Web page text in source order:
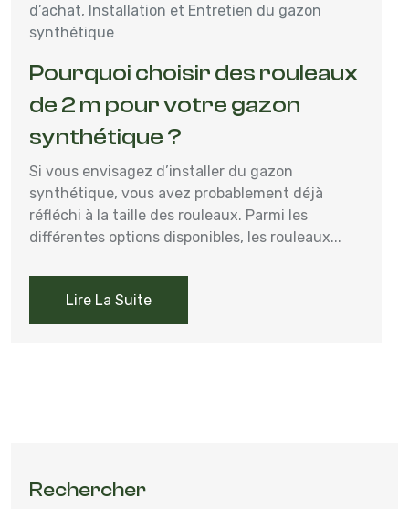
d’achat, Installation et Entretien du gazon
synthétique
Pourquoi choisir des rouleaux
de 2 m pour votre gazon
synthétique ?
Si vous envisagez d’installer du gazon
synthétique, vous avez probablement déjà
réfléchi à la taille des rouleaux. Parmi les
différentes options disponibles, les rouleaux...
Lire La Suite
Rechercher